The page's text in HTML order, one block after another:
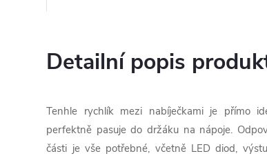
Detailní popis
Tenhle rychlík mezi nabíječkami je přímo
perfektně pasuje do držáku na nápoje.
části je vše potřebné, včetně LED diod,